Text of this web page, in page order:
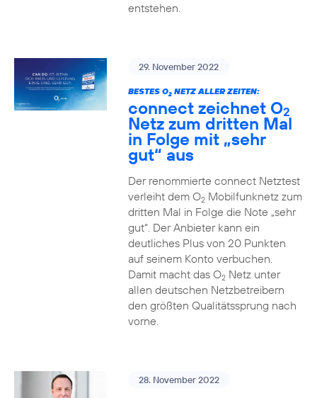
entstehen.
29. November 2022
BESTES O2NETZ ALLER ZEITEN:
connect zeichnet O2
Netz zum dritten Mal
in Folge mit „sehr
gut“ aus
Der renommierte connect Netztest
verleiht dem O2Mobilfunknetz zum
dritten Mal in Folge die Note „sehr
gut“. Der Anbieter kann ein
deutliches Plus von 20 Punkten
auf seinem Konto verbuchen.
Damit macht das O2Netz unter
allen deutschen Netzbetreibern
den größten Qualitätssprung nach
vorne.
28. November 2022